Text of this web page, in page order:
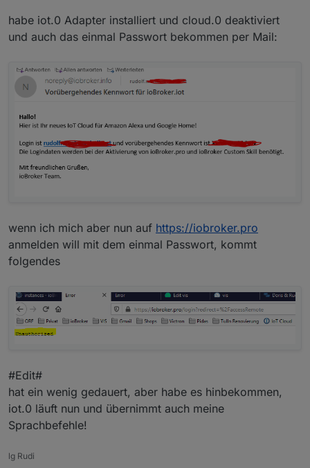
habe iot.0 Adapter installiert und cloud.0 deaktiviert
und auch das einmal Passwort bekommen per Mail:
wenn ich mich aber nun auf https://iobroker.pro
anmelden will mit dem einmal Passwort, kommt
folgendes
#Edit#
hat ein wenig gedauert, aber habe es hinbekommen,
iot.0 läuft nun und übernimmt auch meine
Sprachbefehle!
lg Rudi